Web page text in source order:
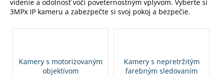
videnie a odolnosť voči poveternostným vplyvom. Vyberte si
3MPx IP kameru a zabezpečte si svoj pokoj a bezpečie.
Kamery s motorizovaným
objektívom
Kamery s nepretržitým
farebným sledovaním
u